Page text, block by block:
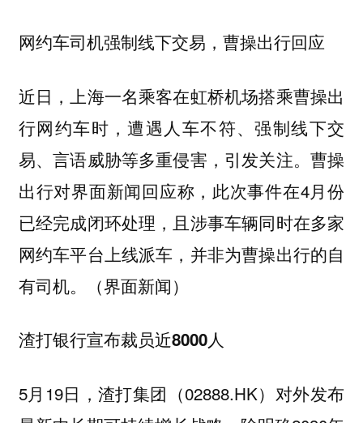
网约车司机强制线下交易，曹操出行回应
近日，上海一名乘客在虹桥机场搭乘曹操出
行网约车时，遭遇人车不符、强制线下交
易、言语威胁等多重侵害，引发关注。曹操
出行对界面新闻回应称，此次事件在4月份
已经完成闭环处理，且涉事车辆同时在多家
网约车平台上线派车，并非为曹操出行的自
有司机。（界面新闻）
渣打银行宣布裁员近8000人
5月19日，渣打集团（02888.HK）对外发布